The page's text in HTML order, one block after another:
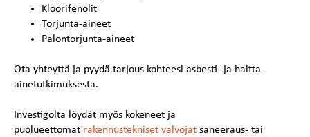
Kloorifenolit
Torjunta-aineet
Palontorjunta-aineet
Ota yhteyttä ja pyydä tarjous kohteesi asbesti- ja haitta-
ainetutkimuksesta.
Investigolta löydät myös kokeneet ja
puolueettomat rakennustekniset valvojat saneeraus- tai